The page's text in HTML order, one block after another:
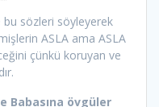
bu sözleri söyleyerek
ASLA ama ASLA
çünkü koruyan ve
Babasına övgüler